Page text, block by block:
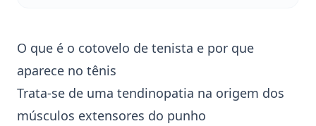
O que é o cotovelo de tenista e por que
aparece no tênis
Trata‑se de uma tendinopatia na origem dos
músculos extensores do punho